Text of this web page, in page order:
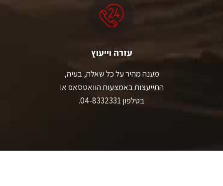
עזרה וייעוץ
מענה מהיר על כל שאלה, בעיה,
התייעצות באמצעות הוואטסאפ או
בטלפון 04-8332331.